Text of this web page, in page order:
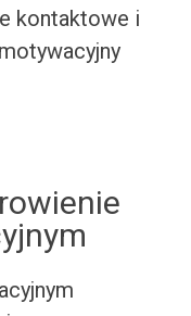
kontaktowe i